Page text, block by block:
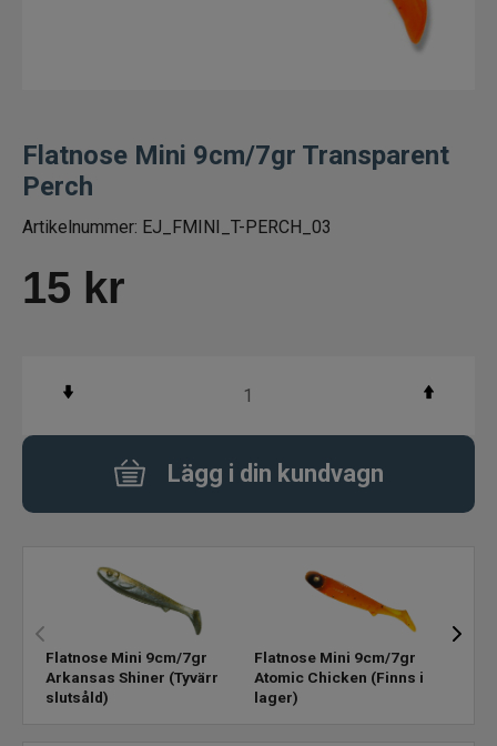
Jiggar och Gummibeten
Wobbler
Gäddspinnare
Skeddrag
PowerBait/Gulp
Flatnose Mini 9cm/7gr Transparent
Perch
Artikelnummer: EJ_FMINI_T-PERCH_03
15 kr
Lägg i din kundvagn
Flatnose Mini 9cm/7gr
Arkansas Shiner (Tyvärr
slutsåld)
Flatnose Mini 9cm/7gr
Atomic Chicken (Finns i
lager)